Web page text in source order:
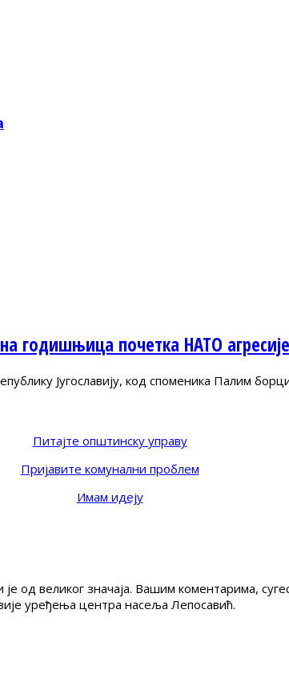
годишњица почетка НАТО агресије
Југославију, код споменика Палим
Питајте општинску управу
Пријавите комунални проблем
Имам идеју
од великог значаја. Вашим коментарима,
уређења центра насеља Лепосавић.